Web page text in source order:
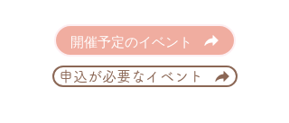
開催予定のイベント
申込が必要なイベント